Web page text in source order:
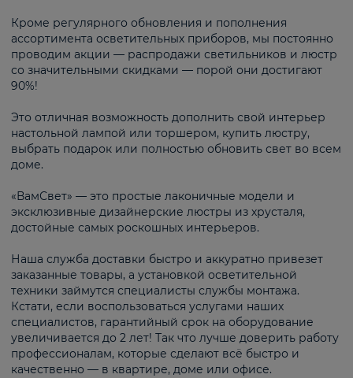
Кроме регулярного обновления и пополнения
ассортимента осветительных приборов, мы постоянно
проводим акции — распродажи светильников и люстр
со значительными скидками — порой они достигают
90%!
Это отличная возможность дополнить свой интерьер
настольной лампой или торшером, купить люстру,
выбрать подарок или полностью обновить свет во всем
доме.
«ВамСвет» — это простые лаконичные модели и
эксклюзивные дизайнерские люстры из хрусталя,
достойные самых роскошных интерьеров.
Наша служба доставки быстро и аккуратно привезет
заказанные товары, а установкой осветительной
техники займутся специалисты службы монтажа.
Кстати, если воспользоваться услугами наших
специалистов, гарантийный срок на оборудование
увеличивается до 2 лет! Так что лучше доверить работу
профессионалам, которые сделают всё быстро и
качественно — в квартире, доме или офисе.